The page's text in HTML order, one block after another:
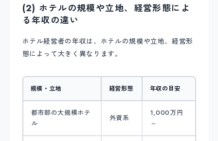
(2) ホテルの規模や立地、経営形態によ
る年収の違い
ホテル経営者の年収は、ホテルの規模や立地、経営形
態によって大きく異なります。
規模・立地 経営形態 年収の目安
都市部の大規模ホテ
ル
外資系
1,000万円
～